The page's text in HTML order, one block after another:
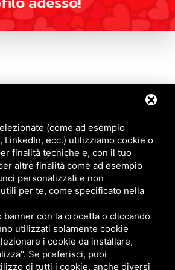
(come ad esempio
LinkedIn, ecc.) utilizziamo cookie o
finalità tecniche e, con il tuo
altre finalità come ad esempio
personalizzati e non
per te, come specificato nella
banner con la crocetta o cliccando
utilizzati solamente cookie
i cookie da installare,
Se preferisci, puoi
di tutti i cookie, anche diversi
47521 Cesena (FC)
Annunci
Blog